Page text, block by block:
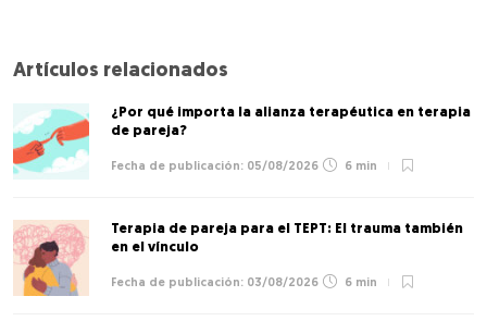
Artículos relacionados
¿Por qué importa la alianza terapéutica en terapia
de pareja?
05/08/2026 6 min
Terapia de pareja para el TEPT: El trauma también
en el vínculo
03/08/2026 6 min